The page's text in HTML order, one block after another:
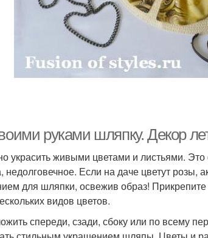
руками шляпку. Декор
украсить живыми цветами и листьями. Это
недолговечное. Если на даче цветут розы,
для шляпки, освежив образ!
видов цветов.
спереди, сзади, сбоку или по всему